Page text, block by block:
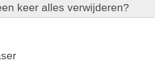
keer alles verwijderen?